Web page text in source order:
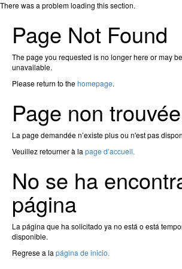
There was a problem loading this section.
Page Not Found
The page you requested is no longer here or may
unavailable.
Please return to thehomepage.
Page non trouvée
La page demandée n’existe plus ou n'est pas
Veuillez retourner à la page d’accueil.
No se ha
página
La página que ha solicitado ya no está o está
disponible.
Regrese a la página de inicio.